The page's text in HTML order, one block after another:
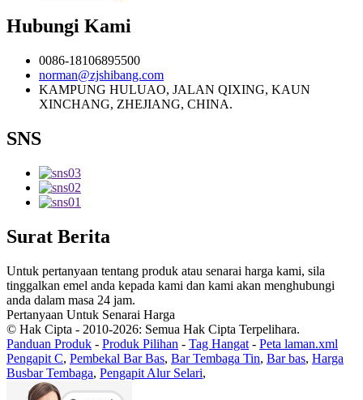
Hubungi Kami
0086-18106895500
norman@zjshibang.com
KAMPUNG HULUAO, JALAN QIXING, KAUN
XINCHANG, ZHEJIANG, CHINA.
SNS
Surat Berita
Untuk pertanyaan tentang produk atau senarai harga kami, sila
tinggalkan emel anda kepada kami dan kami akan menghubungi
anda dalam masa 24 jam.
Pertanyaan Untuk Senarai Harga
© Hak Cipta - 2010-2026: Semua Hak Cipta Terpelihara.
Panduan Produk - Produk Pilihan - Tag Hangat - Peta laman.xml
Pengapit C, Pembekal Bar Bas, Bar Tembaga Tin, Bar bas, Harga
Busbar Tembaga, Pengapit Alur Selari,